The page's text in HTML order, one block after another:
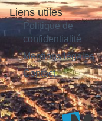
Liens utiles
Politique de
confidentialité
Mentions légales
Contact